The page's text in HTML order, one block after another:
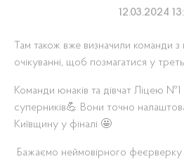
12.03.2024
Там також вже визначили команди
очікуванні, щоб позмагатися у
Команди юнаків та дівчат Ліцею №1
суперників💪 Вони точно
Київщину у фіналі 🤩
Бажаємо неймовірного феєрверку